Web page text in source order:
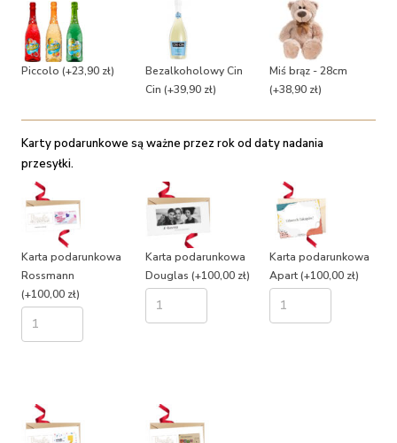
Piccolo (+23,90 zł)
Bezalkoholowy Cin
Cin (+39,90 zł)
Miś brąz - 28cm
(+38,90 zł)
Karty podarunkowe są ważne przez rok od daty nadania
przesyłki.
Karta podarunkowa
Rossmann
(+100,00 zł)
Karta podarunkowa
Douglas (+100,00 zł)
Karta podarunkowa
Apart(+100,00 zł)